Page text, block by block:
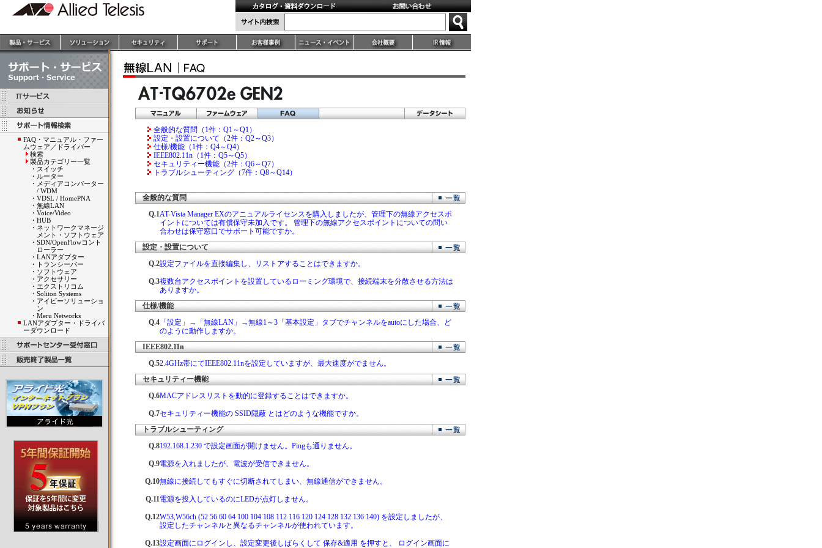
FAQ・マニュアル・ファー
ムウェア／ドライバー
検索
製品カテゴリー一覧
・ スイッチ
・ ルーター
・ メディアコンバーター
/ WDM
・ VDSL / HomePNA
・ 無線LAN
・ Voice/Video
・ HUB
・ ネットワークマネージ
メント・ソフトウェア
・ SDN/OpenFlowコント
ローラー
・ LANアダプター
・
トランシーバー
・ ソフトウェア
・ アクセサリー
・ エクストリコム
・ Soliton Systems
・ アイビーソリューショ
ン
・ Meru Networks
LANアダプター・ドライバ
ーダウンロード
全般的な質問（1件：Q1～Q1）
設定・設置について（2件：Q2～Q3）
仕様/機能（1件：Q4～Q4）
IEEE802.11n（1件：Q5～Q5）
セキュリティー機能（2件：Q6～Q7）
トラブルシューティング（7件：Q8～Q14）
全般的な質問
Q.1AT-Vista Manager EXのアニュアルライセンスを購入しましたが、管理下の無線アクセスポ
イントについては有償保守未加入です。 管理下の無線アクセスポイントについての問い
合わせは保守窓口でサポート可能ですか。
設定・設置について
Q.2設定ファイルを直接編集し、リストアすることはできますか。
Q.3複数台アクセスポイントを設置しているローミング環境で、接続端末を分散させる方法は
ありますか。
仕様/機能
Q.4 「設定」→「無線LAN」→無線1～3「基本設定」タブでチャンネルをautoにした場合、ど
のように動作しますか。
IEEE802.11n
Q.52.4GHz帯にてIEEE802.11nを設定していますが、最大速度がでません。
セキュリティー機能
Q.6MACアドレスリストを動的に登録することはできますか。
Q.7セキュリティー機能の SSID隠蔽 とはどのような機能ですか。
トラブルシューティング
Q.8192.168.1.230 で設定画面が開けません。Pingも通りません。
Q.9電源を入れましたが、電波が受信できません。
Q.10無線に接続してもすぐに切断されてしまい、無線通信ができません。
Q.11電源を投入しているのにLEDが点灯しません。
Q.12W53,W56ch (52 56 60 64 100 104 108 112 116 120 124 128 132 136 140) を設定しましたが、
設定したチャンネルと異なるチャンネルが使われています。
Q.13設定画面にログインし、設定変更後しばらくして 保存&適用 を押すと、 ログイン画面に